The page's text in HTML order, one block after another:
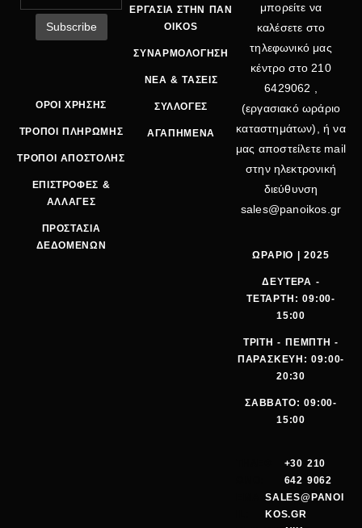
ΟΡΟΙ ΧΡΗΣΗΣ
ΤΡΟΠΟΙ ΠΛΗΡΩΜΗΣ
ΤΡΟΠΟΙ ΑΠΟΣΤΟΛΗΣ
ΕΠΙΣΤΡΟΦΕΣ &
ΑΛΛΑΓΕΣ
ΠΡΟΣΤΑΣΙΑ
ΔΕΔΟΜΕΝΩΝ
ΕΡΓΑΣΙΑ ΣΤΗΝ ΠΑΝ
OIKOS
ΣΥΝΑΡΜΟΛΟΓΗΣΗ
ΝΕΑ & ΤΑΣΕΙΣ
ΣΥΛΛΟΓΕΣ
ΑΓΑΠΗΜΕΝΑ
μπορείτε να
καλέσετε στο
τηλεφωνικό μας
κέντρο στο210
6429062 ,
(εργασιακό ωράριο
καταστημάτων), ή να
μας αποστείλετε mail
στην ηλεκτρονική
διεύθυνση
sales@panoikos.gr
ΩΡΑΡΙΟ | 2025
ΔΕΥΤΕΡΑ -
ΤΕΤΑΡΤΗ: 09:00-
15:00
ΤΡΙΤΗ - ΠΕΜΠΤΗ -
ΠΑΡΑΣΚΕΥΗ: 09:00-
20:30
ΣΑΒΒΑΤΟ: 09:00-
15:00
+30 210
642 9062
SALES@PANOI
KOS.GR